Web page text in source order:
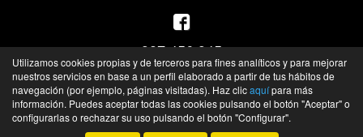
987 456 945
L-V de 8:30h a 14h y de 15:30h a 19:30h
S de 10h a 13h
©Recambios del Primer Equipo- 2026 -Tienda online de recambios de Gira
Utilizamos cookies propias y de terceros para fines analíticos y para mejorar
nuestros servicios en base a un perfil elaborado a partir de tus hábitos de
navegación (por ejemplo, páginas visitadas). Haz clicaquípara más
información. Puedes aceptar todas las cookies pulsando el botón "Aceptar" o
configurarlas o rechazar su uso pulsando el botón "Configurar".